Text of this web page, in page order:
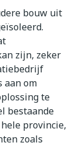
bouw uit
zijn, zeker
aan om
te
bestaande
provincie,
zoals